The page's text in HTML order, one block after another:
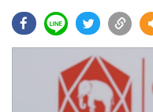
• Green Innovation & SD
Management & HR
MGR Live
Infographic